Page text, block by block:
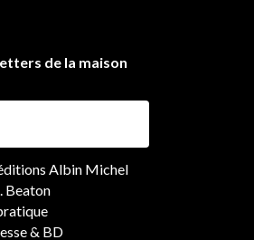
de la maison
Albin Michel
Beaton
& BD